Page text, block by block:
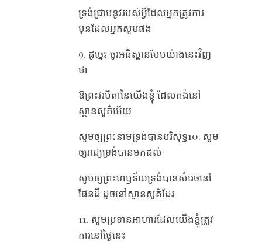
ទ្រង់​ជ្រាប​នូវ​របស់​អ្វី​ដែល​អ្នក​ត្រូវ​ការ
មុន​ដែល​អ្នក​សូម​ផង
9. ដូច្នេះ ចូរ​អធិស្ឋាន​បែប​យ៉ាង​នេះ​វិញ​
ថា
ឱ​ព្រះវរបិតា​នៃ​យើង​ខ្ញុំ ដែល​គង់​នៅ​
ស្ថានសួគ៌​អើយ
សូម​ឲ្យ​ព្រះនាម​ទ្រង់​បាន​បរិសុទ្ធ10. សូម​
ឲ្យ​រាជ្យ​ទ្រង់​បាន​មក​ដល់
សូម​ឲ្យ​ព្រះហឫទ័យ​ទ្រង់​បាន​សំរេច​នៅ​
ផែនដី ដូច​នៅ​ស្ថានសួគ៌​ដែរ
11. សូម​ប្រទាន​អាហារ​ដែល​យើង​ខ្ញុំ​ត្រូវ​
ការ​នៅ​ថ្ងៃ​នេះ